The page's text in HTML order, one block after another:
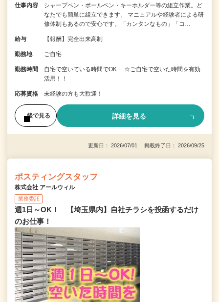
仕事内容
シャープペン・ボールペン・キーホルダー等の組立作業。ど
なたでも簡単に組立できます。 マニュアルや経験者による研
修体制もあるので安心です。「カンタンなもの」「コ…
給与 【報酬】完全出来高制
勤務地 ご自宅
勤務時間
自宅で空いている時間でOK ☆ご自宅で空いた時間を有効
活用！！
応募資格 未経験の方も大歓迎！
後で見る 詳細を見る
更新日： 2026/07/01 掲載終了日： 2026/09/25
ポスティングスタッフ
株式会社 アールウィル
業務委託
週1日～OK！ 【埼玉県内】自社チラシを投函するだけ
のお仕事！